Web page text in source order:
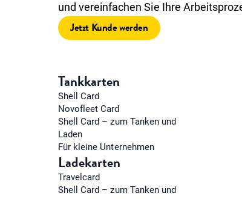
und vereinfachen Sie Ihre
Jetzt Kunde werden
Tankkarten
Shell Card
Novofleet Card
Shell Card – zum Tanken und
Laden
Für kleine Unternehmen
Ladekarten
Travelcard
Shell Card – zum Tanken und